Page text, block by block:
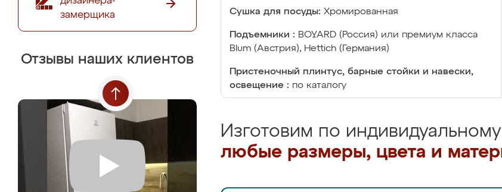
замерщика
Отзывы наших клиентов
Сушка для посуды: Хромированная
Подъемники : BOYARD (Россия) или премиум класса
Blum (Австрия), Hettich (Германия)
Пристеночный плинтус, барные стойки и навески,
освещение : по каталогу
Изготовим по
любые размеры, цвета и